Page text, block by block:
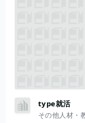
type就活
その他人材・